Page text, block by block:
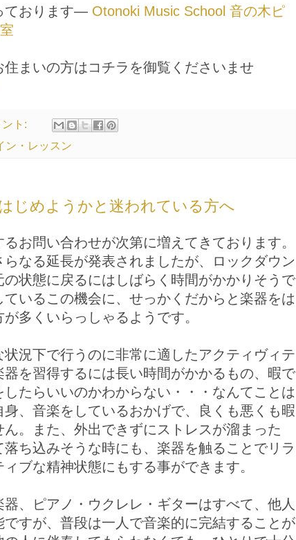
ております— Otonoki Music School 音の木ピ
まいの方はコチラを御覧くださいませ
ト:
ン・レッスン
じめようかと迷われている方へ
お問い合わせが次第に増えてきております。
なる延長が発表されましたが、ロックダウン
状態に戻るにはしばらく時間がかかりそうで
いるこの機会に、せっかくだからと楽器をは
多くいらっしゃるようです。
況下で行うのに非常に適したアクティヴィテ
器を習得するには長い時間がかかるもの、暇で
たらいいのかわからない・・・なんてことは
、音楽をしているおかげで、良くも悪くも暇
。また、外出できずにストレスが溜まった
ち込みそうな時にも、楽器を触ることでリラ
ブな精神状態にもする事ができます。
、ピアノ・ウクレレ・ギターはすべて、他人
すが、普段は一人で音楽的に完結することが